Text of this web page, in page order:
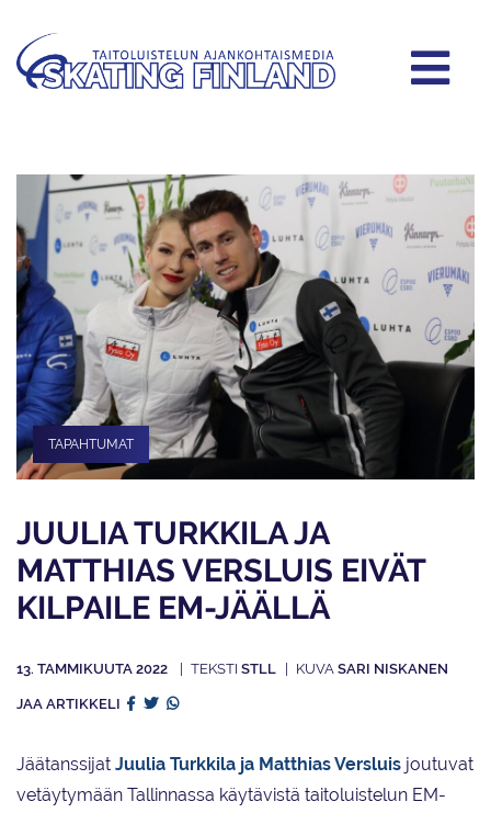
TAPAHTUMAT
JUULIA TURKKILA JA
MATTHIAS VERSLUIS EIVÄT
KILPAILE EM-JÄÄLLÄ
13. TAMMIKUUTA 2022 STLL SARI NISKANEN
JAA ARTIKKELI
Jäätanssijat Juulia Turkkila ja Matthias Versluis joutuvat
vetäytymään Tallinnassa käytävistä taitoluistelun EM-